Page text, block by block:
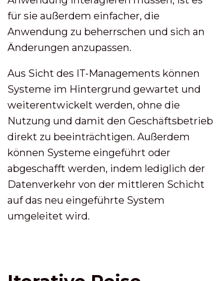
für sie außerdem einfacher, die
Anwendung zu beherrschen und sich an
Änderungen anzupassen.
Aus Sicht des IT-Managements können
Systeme im Hintergrund gewartet und
weiterentwickelt werden, ohne die
Nutzung und damit den Geschäftsbetrieb
direkt zu beeinträchtigen. Außerdem
können Systeme eingeführt oder
abgeschafft werden, indem lediglich der
Datenverkehr von der mittleren Schicht
auf das neu eingeführte System
umgeleitet wird.